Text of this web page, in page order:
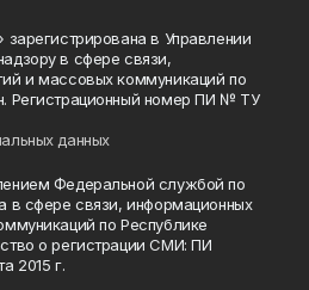
зарегистрирована в Управлении
в сфере связи,
и массовых коммуникаций по
Регистрационный номер ПИ № ТУ
данных
Федеральной службой по
в сфере связи, информационных
по Республике
о регистрации СМИ: ПИ
2015 г.